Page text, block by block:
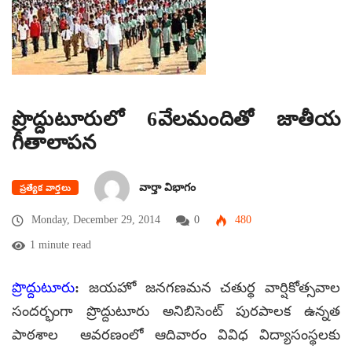
ప్రొద్దుటూరులో 6వేలమందితో జాతీయ
గీతాలాపన
ప్రత్యేక వార్తలు వార్తా విభాగం
Monday, December 29, 2014 0 480
1 minute read
ప్రొద్దుటూరు: జయహో జనగణమన చతుర్థ వార్షికోత్సవాల
సందర్భంగా ప్రొద్దుటూరు అనిబిసెంట్ పురపాలక ఉన్నత
పాఠశాల ఆవరణంలో ఆదివారం వివిధ విద్యాసంస్థలకు